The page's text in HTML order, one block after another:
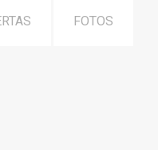
FOTOS